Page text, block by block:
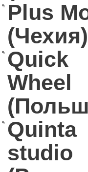
Plus
(Чехия)
Quick
Wheel
Quinta
studio